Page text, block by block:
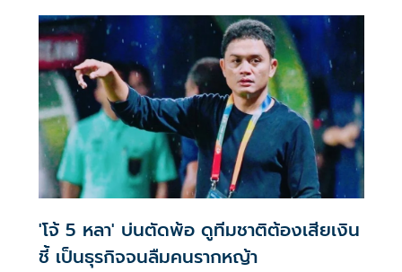
'โจ้ 5 หลา' บ่นตัดพ้อ ดูทีมชาติต้องเสียเงิน
ชี้ เป็นธุรกิจจนลืมคนรากหญ้า